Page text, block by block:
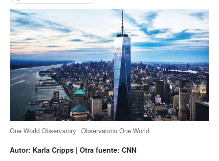
One World Observatory Observatorio One World
Autor: Karla Cripps | Otra fuente: CNN